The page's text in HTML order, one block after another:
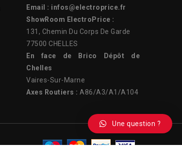
Email : infos@electroprice.fr
ShowRoom ElectroPrice :
131, Chemin Du Corps De Garde
77500 CHELLES
En face de Brico Dépôt de
Chelles
Vaires-Sur-Marne
Axes Routiers : A86/A3/A1/A104
Une question ?